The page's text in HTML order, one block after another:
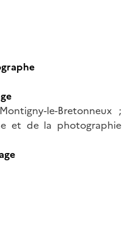
le-Bretonneux ;
et de la photographie